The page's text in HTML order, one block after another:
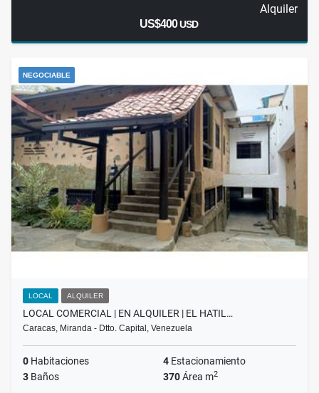
Alquiler
US$400USD
NEGOCIABLE
LOCAL ALQUILER
LOCAL COMERCIAL | EN ALQUILER | EL HATIL…
Caracas, Miranda - Dtto. Capital, Venezuela
0 Habitaciones 4 Estacionamiento
3 Baños 370Área m2